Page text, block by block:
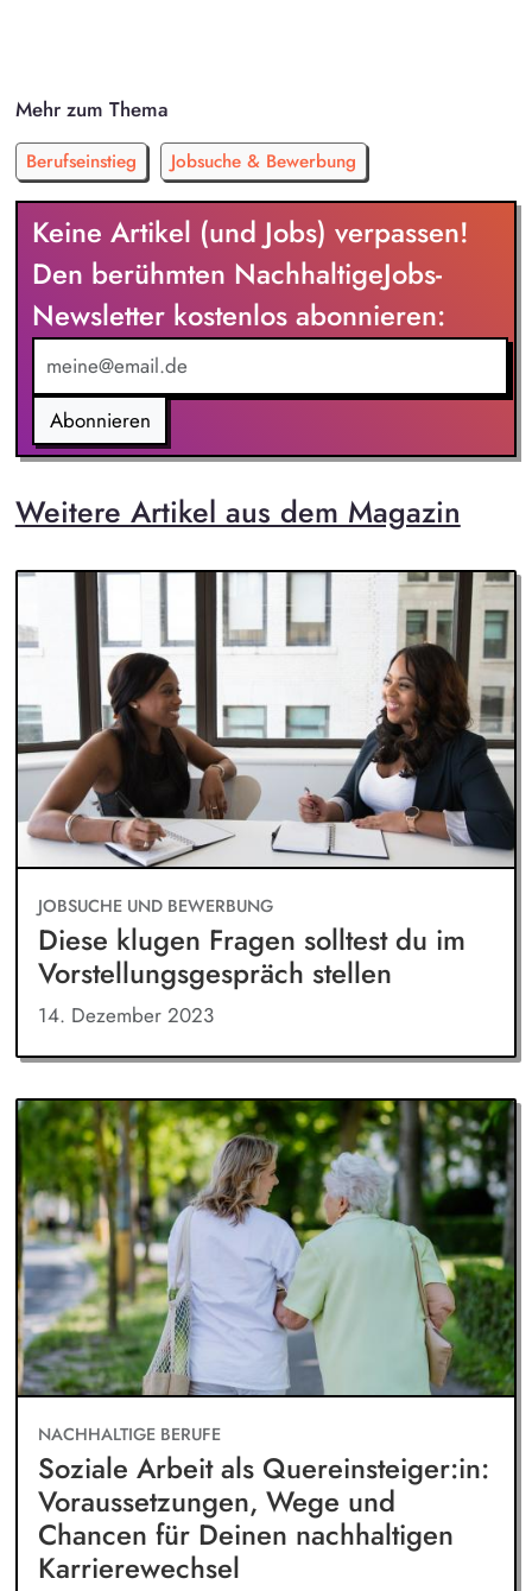
Mehr zum Thema
Berufseinstieg Jobsuche & Bewerbung
Keine Artikel (und Jobs) verpassen!
Den berühmten NachhaltigeJobs-
Newsletter kostenlos abonnieren:
Abonnieren
Weitere Artikel aus dem Magazin
JOBSUCHE UND BEWERBUNG
Diese klugen Fragen solltest du im
Vorstellungsgespräch stellen
14. Dezember 2023
NACHHALTIGE BERUFE
Soziale Arbeit als Quereinsteiger:in:
Voraussetzungen, Wege und
Chancen für Deinen nachhaltigen
Karrierewechsel